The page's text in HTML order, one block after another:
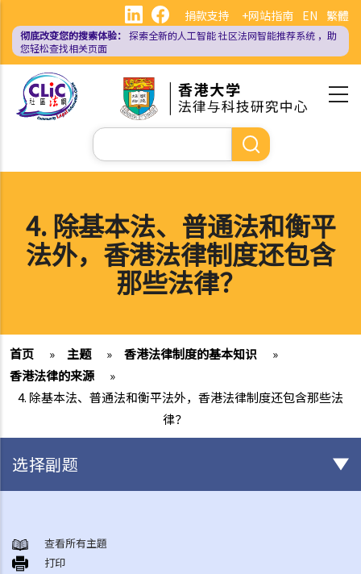
主
EN 繁體
捐款支持 +网站指南
彻底改变您的搜索体验： 探索全新的人工智能社区法网智能推荐系统 ，助
您轻松查找相关页面
搜
索
4. 除基本法、普通法和衡平
法外，香港法律制度还包含
那些法律？
首页 » 主题 » 香港法律制度的基本知识
»
香港法律的来源
»
4. 除基本法、普通法和衡平法外，香港法律制度还包含那些法
律？
选择副题
香港法律的来源
1. 香港法律由甚么组成？
查看所有主題
打印